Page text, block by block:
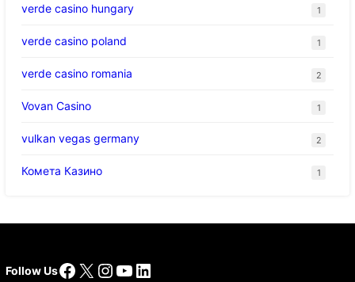
verde casino hungary 1
verde casino poland 1
verde casino romania 2
Vovan Casino 1
vulkan vegas germany 2
Комета Казино 1
Follow UsFacebook
X Instagram
YouTube
LinkedIn